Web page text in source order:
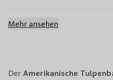
Der Amerikanische
Blütezeit
Toxizität
Mehr ansehen